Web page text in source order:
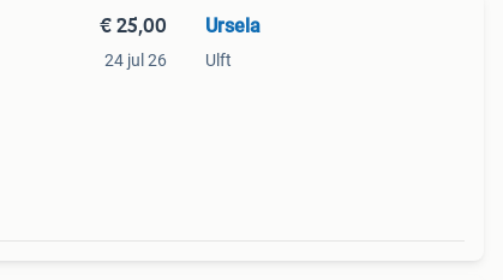
€ 25,00
24 jul 26
Ursela
Ulft